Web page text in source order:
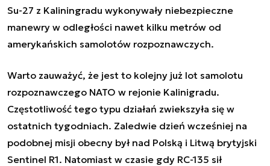
Su-27 z Kaliningradu wykonywały niebezpieczne
manewry w odległości nawet kilku metrów od
amerykańskich samolotów rozpoznawczych.
Warto zauważyć, że jest to kolejny już lot samolotu
rozpoznawczego NATO w rejonie Kalinigradu.
Częstotliwość tego typu działań zwiekszyła się w
ostatnich tygodniach. Zaledwie dzień wcześniej na
podobnej misji obecny był nad Polską i Litwą brytyjski
Sentinel R1. Natomiast w czasie gdy RC-135 sił